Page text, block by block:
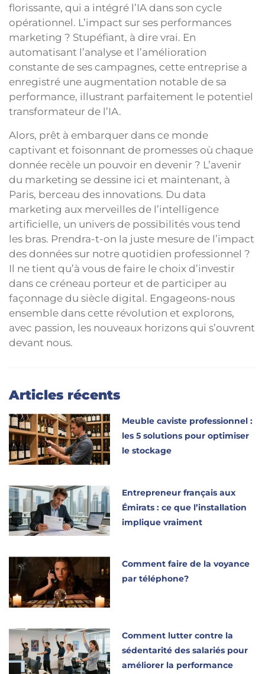
florissante, qui a intégré l’IA dans son cycle
opérationnel. L’impact sur ses performances
marketing ? Stupéfiant, à dire vrai. En
automatisant l’analyse et l’amélioration
constante de ses campagnes, cette entreprise a
enregistré une augmentation notable de sa
performance, illustrant parfaitement le potentiel
transformateur de l’IA.
Alors, prêt à embarquer dans ce monde
captivant et foisonnant de promesses où chaque
donnée recèle un pouvoir en devenir ? L’avenir
du marketing se dessine ici et maintenant, à
Paris, berceau des innovations. Du data
marketing aux merveilles de l’intelligence
artificielle, un univers de possibilités vous tend
les bras. Prendra-t-on la juste mesure de l’impact
des données sur notre quotidien professionnel ?
Il ne tient qu’à vous de faire le choix d’investir
dans ce créneau porteur et de participer au
façonnage du siècle digital. Engageons-nous
ensemble dans cette révolution et explorons,
avec passion, les nouveaux horizons qui s’ouvrent
devant nous.
Articles récents
Meuble caviste professionnel :
les 5 solutions pour optimiser
le stockage
Entrepreneur français aux
Émirats : ce que l’installation
implique vraiment
Comment faire de la voyance
par téléphone?
Comment lutter contre la
sédentarité des salariés pour
améliorer la performance